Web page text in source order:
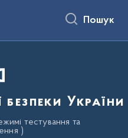
Пошук
України
тестування та
)